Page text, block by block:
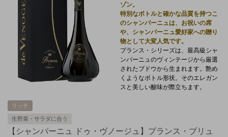
ゾン。
特別なボトルと確かな品質を持つこ
のシャンパーニュは、お祝いの席
や、シャンパーニュ愛好家への贈り
物として大変人気です。
プランス・シリーズは、最高級シャ
ンパーニュのヴィンテージから厳選
されたブドウから生まれます。艶め
くようなボトル形状。そのエレガン
スと美しい酸味が際立ちます。
リッチ
生野菜・サラダに合う
【シャンパーニュ ドゥ・ヴノージュ】プランス・ブリュ